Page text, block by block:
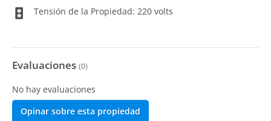
Tensión de la Propiedad: 220 volts
Evaluaciones (0)
No hay evaluaciones
Opinar sobre esta propiedad